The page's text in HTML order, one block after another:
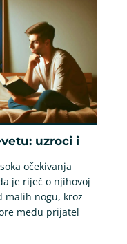
uzroci i
očekivanja
je riječ o njihovoj
malih nogu, kroz
među prijatel